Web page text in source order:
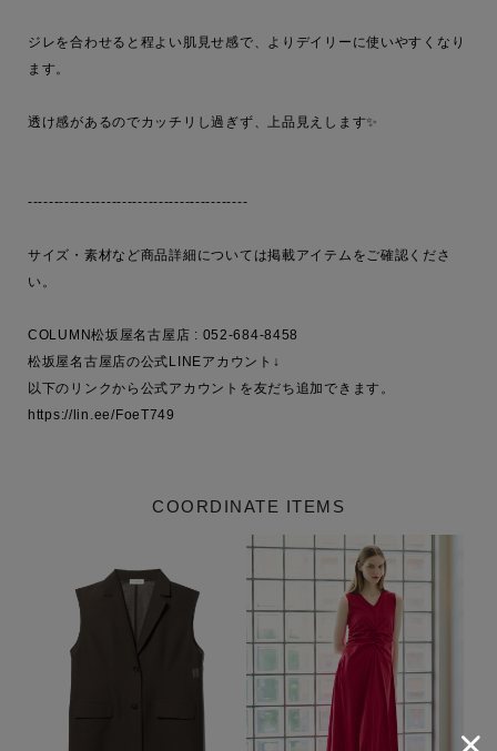
ジレを合わせると程よい肌見せ感で、よりデイリーに使いやすくなり
ます。
透け感があるのでカッチリし過ぎず、上品見えします✨
------------------------------------------
サイズ・素材など商品詳細については掲載アイテムをご確認くださ
い。
COLUMN松坂屋名古屋店 : 052-684-8458
松坂屋名古屋店の公式LINEアカウント↓
以下のリンクから公式アカウントを友だち追加できます。
https://lin.ee/FoeT749
COORDINATE ITEMS